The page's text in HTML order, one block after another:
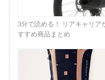
3分で読める！ リアキャリ
すすめ商品まとめ